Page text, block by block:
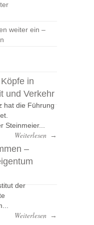
weiter ein –
in
und Verkehr
hat die Führung
Steinmeier...
Weiterlesen →
–
der
Weiterlesen →